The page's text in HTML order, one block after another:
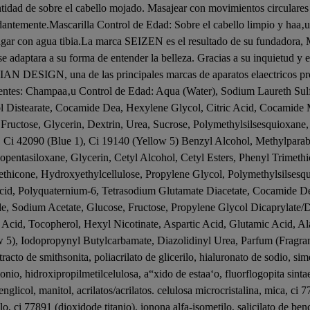
de sobre el cabello mojado. Masajear con movimientos
Control de Edad: Sobre el cabello limpio y
con agua tibia.La marca SEIZEN es el resultado de su
adaptara a su forma de entender la belleza. Gracias a su inquietud
DESIGN, una de las principales marcas de aparatos elaectricos
Champaa‚u Control de Edad: Aqua (Water), Sodium Laureth
Distearate, Cocamide Dea, Hexylene Glycol, Citric Acid,
Glycerin, Dextrin, Urea, Sucrose,
42090 (Blue 1), Ci 19140 (Yellow 5) Benzyl Alcohol,
Glycerin, Cetyl Alcohol, Cetyl Esters, Phenyl
Hydroxyethylcellulose, Propylene Glycol,
Polyquaternium-6, Tetrasodium Glutamate Diacetate, Cocamide
Sodium Acetate, Glucose, Fructose, Propylene Glycol
Tocopherol, Hexyl Nicotinate, Aspartic Acid, Glutamic Acid,
Iodopropynyl Butylcarbamate, Diazolidinyl Urea, Parfum
de smithsonita, poliacrilato de glicerilo, hialuronato de sodio,
hidroxipropilmetilcelulosa, a“xido de estaa‘o, fluorflogopita
manitol, acrilatos/acrilatos. celulosa microcristalina, mica, ci
ci 77891 (dioxidode titanio), ionona alfa-isometilo, salicilato de